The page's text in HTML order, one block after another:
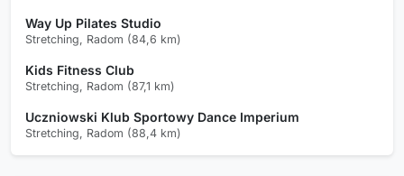
Way Up Pilates Studio
Stretching, Radom (84,6 km)
Kids Fitness Club
Stretching, Radom (87,1 km)
Uczniowski Klub Sportowy Dance Imperium
Stretching, Radom (88,4 km)